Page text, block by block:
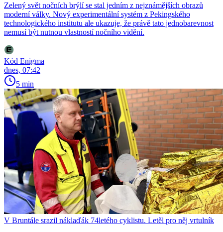
Zelený svět nočních brýlí se stal jedním z nejznámějších obrazů
moderní války. Nový experimentální systém z Pekingského
technologického institutu ale ukazuje, že právě tato jednobarevnost
nemusí být nutnou vlastností nočního vidění.
Kód Enigma
dnes, 07:42
5 min
V Bruntále srazil náklaďák 74letého cyklistu. Letěl pro něj vrtulník